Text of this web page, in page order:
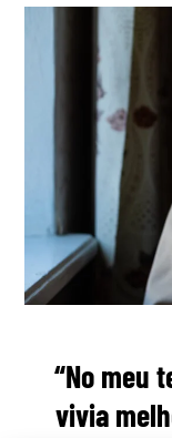
“No meu
vivia